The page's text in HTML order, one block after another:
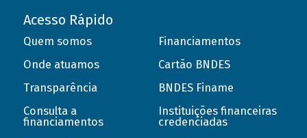
Acesso Rápido
Quem somos
Onde atuamos
Transparência
Consulta a
financiamentos
Financiamentos
Cartão BNDES
BNDES Finame
Instituições financeiras
credenciadas